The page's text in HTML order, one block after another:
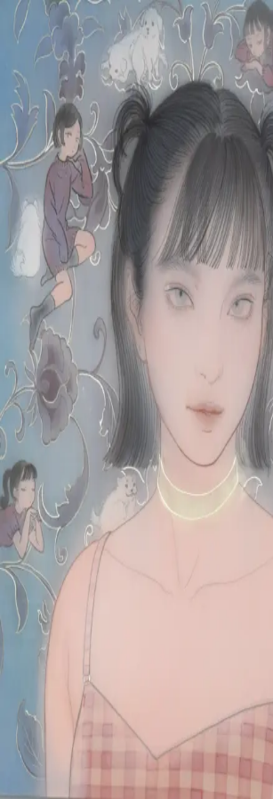
本文へスキップ
山本 有彩
Arisa Yamamoto
WorksProfile ExhibitionsContact
JP／
←一覧‹166/ 312
小さきものはみな
Year
2021
Size
S6
Description
2021/絹本着彩/410×410mm
©2026Arisa Yamamoto Instagram